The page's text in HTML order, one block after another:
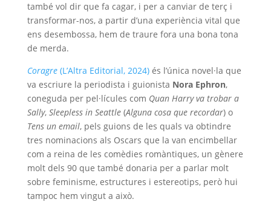
també vol dir que fa cagar, i per a canviar de terç i
transformar-nos, a partir d’una experiència vital que
ens desembossa, hem de traure fora una bona tona
de merda.
Coragre(L’Altra Editorial, 2024)és l’única novel·la que
va escriure la periodista i guionista Nora Ephron,
coneguda per pel·lícules com Quan Harry va trobar a
Sally, Sleepless in Seattle (Alguna cosa que recordar) o
Tens un email, pels guions de les quals va obtindre
tres nominacions als Oscars que la van encimbellar
com a reina de les comèdies romàntiques, un gènere
molt dels 90 que també donaria per a parlar molt
sobre feminisme, estructures i estereotips, però hui
tampoc hem vingut a això.